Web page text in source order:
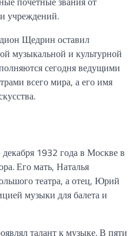
учреждений.
Щедрин оставил
музыкальной и культурной
сегодня ведущими
всего мира, а его имя
1932 года в Москве в
Его мать, Наталья
театра, а отец, Юрий
музыки для балета и
талант к музыке. В пяти